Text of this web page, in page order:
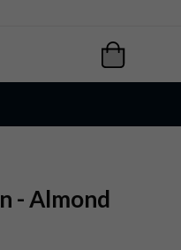
- Almond